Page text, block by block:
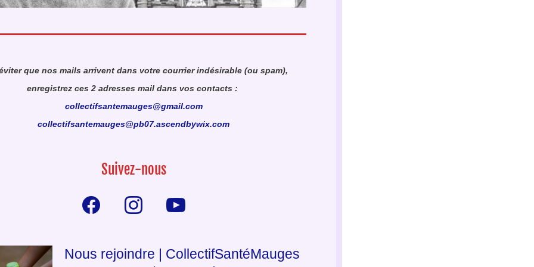
que nos mails arrivent dans votre courrier indésirable (ou spam),
enregistrez ces 2 adresses mail dans vos contacts :
collectifsantemauges@gmail.com
collectifsantemauges@pb07.ascendbywix.com
Suivez-nous
Nous rejoindre | CollectifSantéMauges